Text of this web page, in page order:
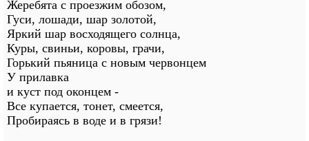
Жеребята с проезжим обозом,
Гуси, лошади, шар золотой,
Яркий шар восходящего солнца,
Куры, свиньи, коровы, грачи,
Горький пьяница с новым червонцем
У прилавка
и куст под оконцем -
Все купается, тонет, смеется,
Пробираясь в воде и в грязи!